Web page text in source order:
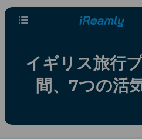
イギリス旅行
間、7つの活